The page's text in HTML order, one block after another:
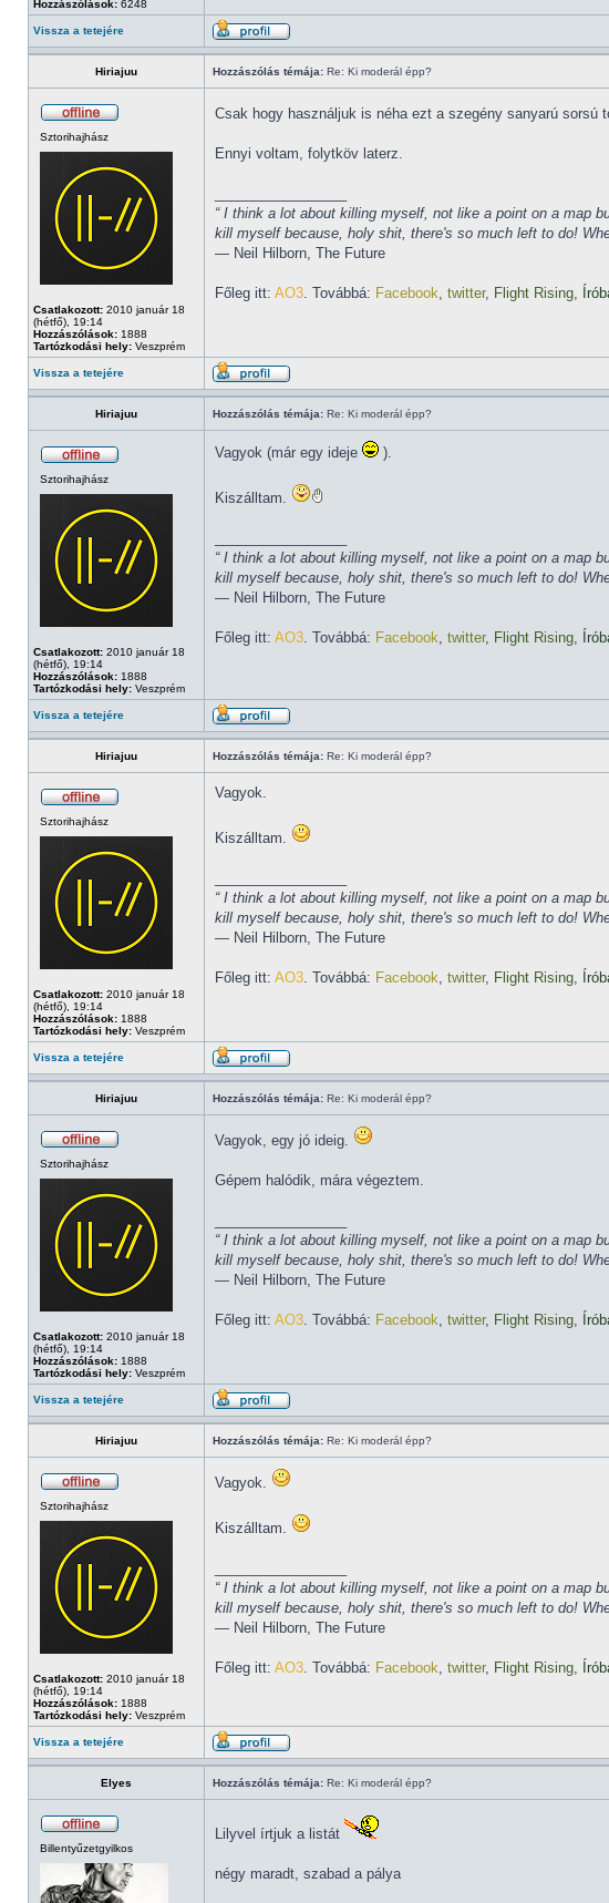
Hozzászólások: 6248
Vissza a tetejére
Hiriajuu Hozzászólás témája: Re: Ki moderál épp?
Sztorihajhász
Csatlakozott: 2010 január 18
(hétfő), 19:14
Hozzászólások: 1888
Tartózkodási hely: Veszprém
Csak hogy használjuk is néha ezt a szegény sanyarú
Ennyi voltam, folytköv laterz.
“ I think a lot about killing myself, not like a point on a map
kill myself because, holy shit, there's so much left to do!
― Neil Hilborn, The Future
Főleg itt: AO3. Továbbá: Facebook, twitter, Flight Rising,
Vissza a tetejére
Hiriajuu Hozzászólás témája: Re: Ki moderál épp?
Sztorihajhász
Csatlakozott: 2010 január 18
(hétfő), 19:14
Hozzászólások: 1888
Tartózkodási hely: Veszprém
Vagyok (már egy ideje ).
Kiszálltam.
“ I think a lot about killing myself, not like a point on a map
kill myself because, holy shit, there's so much left to do!
― Neil Hilborn, The Future
Főleg itt: AO3. Továbbá: Facebook, twitter, Flight Rising,
Vissza a tetejére
Hiriajuu Hozzászólás témája: Re: Ki moderál épp?
Sztorihajhász
Csatlakozott: 2010 január 18
(hétfő), 19:14
Hozzászólások: 1888
Tartózkodási hely: Veszprém
Vagyok.
Kiszálltam.
“ I think a lot about killing myself, not like a point on a map
kill myself because, holy shit, there's so much left to do!
― Neil Hilborn, The Future
Főleg itt: AO3. Továbbá: Facebook, twitter, Flight Rising,
Vissza a tetejére
Hiriajuu Hozzászólás témája: Re: Ki moderál épp?
Sztorihajhász
Csatlakozott: 2010 január 18
(hétfő), 19:14
Hozzászólások: 1888
Tartózkodási hely: Veszprém
Vagyok, egy jó ideig.
Gépem halódik, mára végeztem.
“ I think a lot about killing myself, not like a point on a map
kill myself because, holy shit, there's so much left to do!
― Neil Hilborn, The Future
Főleg itt: AO3. Továbbá: Facebook, twitter, Flight Rising,
Vissza a tetejére
Hiriajuu Hozzászólás témája: Re: Ki moderál épp?
Sztorihajhász
Csatlakozott: 2010 január 18
(hétfő), 19:14
Hozzászólások: 1888
Tartózkodási hely: Veszprém
Vagyok.
Kiszálltam.
“ I think a lot about killing myself, not like a point on a map
kill myself because, holy shit, there's so much left to do!
― Neil Hilborn, The Future
Főleg itt: AO3. Továbbá: Facebook, twitter, Flight Rising,
Vissza a tetejére
Elyes Hozzászólás témája: Re: Ki moderál épp?
Billentyűzetgyilkos
Lilyvel írtjuk a listát
négy maradt, szabad a pálya